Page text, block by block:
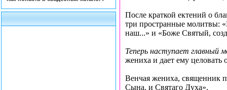
После краткой ектений о
три пространные молитвы:
наш...» и «Боже Святый,
Теперь наступает главный
жениха и дает ему целовать
Венчая жениха, священник
Сына, и Святаго Духа».